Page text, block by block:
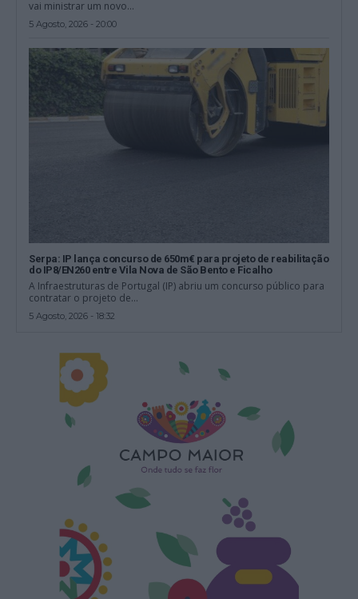
vai ministrar um novo...
5 Agosto, 2026 - 20:00
Serpa: IP lança concurso de 650m€ para projeto de reabilitação
do IP8/EN260 entre Vila Nova de São Bento e Ficalho
A Infraestruturas de Portugal (IP) abriu um concurso público para
contratar o projeto de...
5 Agosto, 2026 - 18:32